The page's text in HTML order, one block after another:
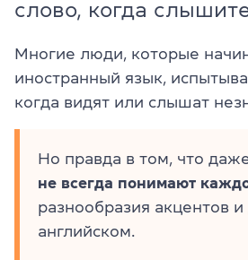
слово, когда
Многие люди, которые
иностранный язык,
когда видят или слышат
Но правда в том, что
не всегда понимают
разнообразия акцентов
английском.